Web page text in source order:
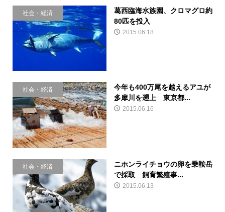
社会・経済
葛西臨海水族園、クロマグロ約
80匹を投入
2015.06.18
社会・経済
今年も400万尾を越えるアユが
多摩川を遡上 東京都...
2015.06.16
社会・経済
ニホンライチョウの卵を乗鞍岳
で採取 飼育繁殖事...
2015.06.13